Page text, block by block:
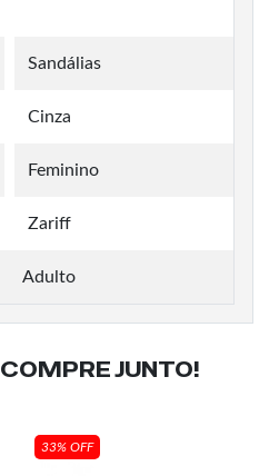
Sandálias
Cinza
Feminino
Zariff
Adulto
COMPRE JUNTO!
33% OFF